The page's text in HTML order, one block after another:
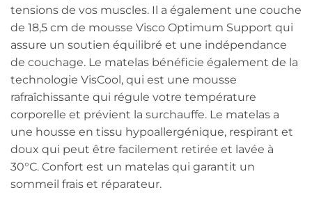
tensions de vos muscles. Il a également une couche
de 18,5 cm de mousse Visco Optimum Support qui
assure un soutien équilibré et une indépendance
de couchage. Le matelas bénéficie également de la
technologie VisCool, qui est une mousse
rafraîchissante qui régule votre température
corporelle et prévient la surchauffe. Le matelas a
une housse en tissu hypoallergénique, respirant et
doux qui peut être facilement retirée et lavée à
30°C. Confort est un matelas qui garantit un
sommeil frais et réparateur.